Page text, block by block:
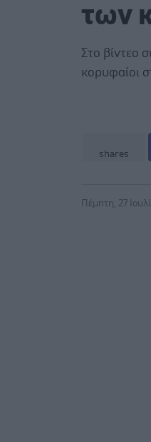
των
Στο βίντεο
κορυφαίοι
shares
Πέμπτη, 27